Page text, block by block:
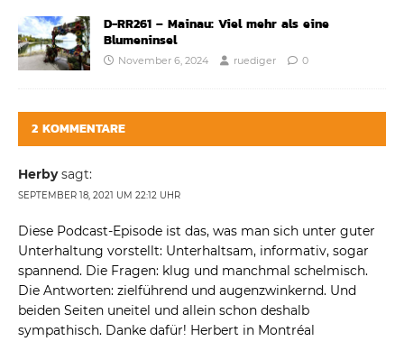
D-RR261 – Mainau: Viel mehr als eine
Blumeninsel
November 6, 2024 ruediger 0
2 KOMMENTARE
Herby sagt:
SEPTEMBER 18, 2021 UM 22:12 UHR
Diese Podcast-Episode ist das, was man sich unter guter
Unterhaltung vorstellt: Unterhaltsam, informativ, sogar
spannend. Die Fragen: klug und manchmal schelmisch.
Die Antworten: zielführend und augenzwinkernd. Und
beiden Seiten uneitel und allein schon deshalb
sympathisch. Danke dafür! Herbert in Montréal